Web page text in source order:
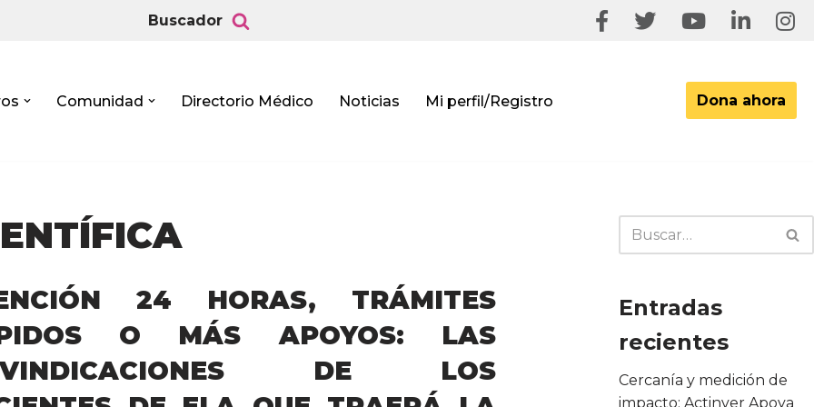
Buscador
Comunidad Directorio Médico Noticias Mi perfil/Registro Dona ahora
24 HORAS, TRÁMITES
O MÁS APOYOS: LAS
DE LOS
Entradas
recientes
Cercanía y medición de
impacto: Actinver Apoya